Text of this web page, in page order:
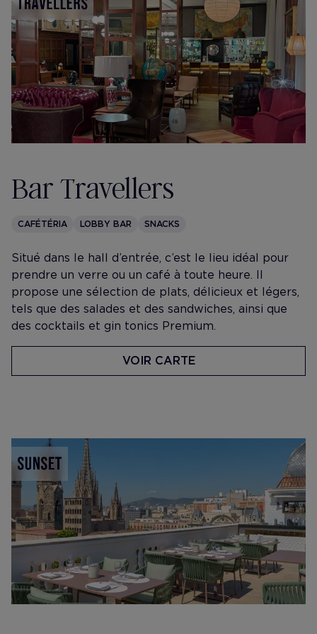
Bar Travellers
CAFÉTÉRIA LOBBY BAR SNACKS
Situé dans le hall d’entrée, c’est le lieu idéal pour
prendre un verre ou un café à toute heure. Il
propose une sélection de plats, délicieux et légers,
tels que des salades et des sandwiches, ainsi que
des cocktails et gin tonics Premium.
VOIR CARTE